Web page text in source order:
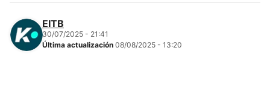
EITB
30/07/2025 - 21:41
Última actualización 08/08/2025 - 13:20